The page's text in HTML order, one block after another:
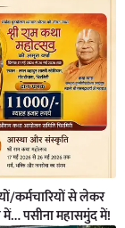
कर्मचारियों से लेकर
पसीना महासमुंद में!